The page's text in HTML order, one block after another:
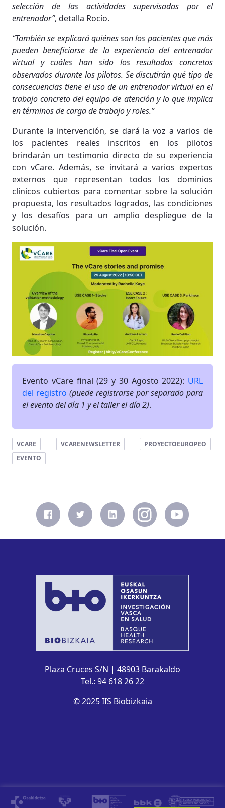
selección de las actividades supervisadas por el
entrenador”, detalla Rocío.
“También se explicará quiénes son los pacientes que más
pueden beneficiarse de la experiencia del entrenador
virtual y cuáles han sido los resultados concretos
observados durante los pilotos. Se discutirán qué tipo de
consecuencias tiene el uso de un entrenador virtual en el
trabajo concreto del equipo de atención y lo que implica
en términos de carga de trabajo y roles.”
Durante la intervención, se dará la voz a varios de
los pacientes reales inscritos en los pilotos
brindarán un testimonio directo de su experiencia
con vCare. Además, se invitará a varios expertos
externos que representan todos los dominios
clínicos cubiertos para comentar sobre la solución
propuesta, los resultados logrados, las condiciones
y los desafíos para un amplio despliegue de la
solución.
Evento vCare final (29 y 30 Agosto 2022): URL
del registro (puede registrarse por separado para
el evento del día 1 y el taller el día 2).
VCARE VCARENEWSLETTER
PROYECTOEUROPEO
EVENTO
Plaza Cruces S/N | 48903 Barakaldo
Tel.: 94 618 26 22
© 2025 IIS Biobizkaia